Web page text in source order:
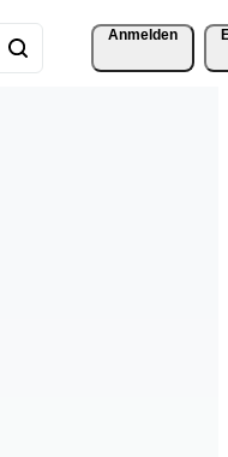
Anmelden